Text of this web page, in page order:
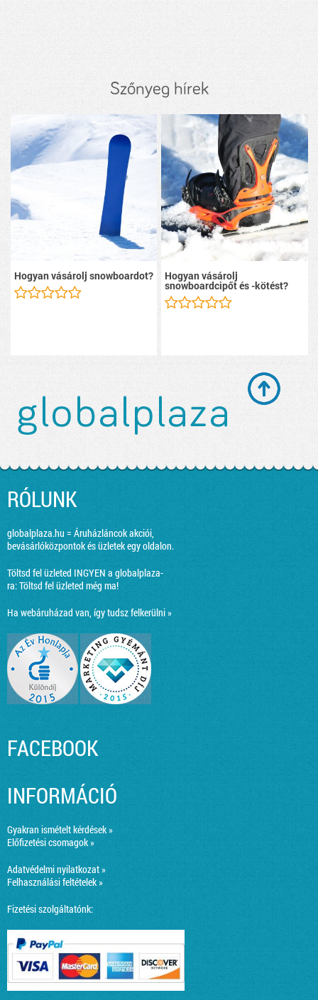
Szőnyeg hírek
Hogyan vásárolj snowboardot? Hogyan vásárolj
snowboardcipőt és -kötést?
RÓLUNK
globalplaza.hu = Áruházláncok akciói,
bevásárlóközpontok és üzletek egy oldalon.
Töltsd fel üzleted INGYEN a globalplaza-
ra:Töltsd fel üzleted még ma!
Ha webáruházad van, így tudsz felkerülni »
FACEBOOK
INFORMÁCIÓ
Gyakran ismételt kérdések »
Előfizetési csomagok »
Adatvédelmi nyilatkozat »
Felhasználási feltételek »
Fizetési szolgáltatónk: